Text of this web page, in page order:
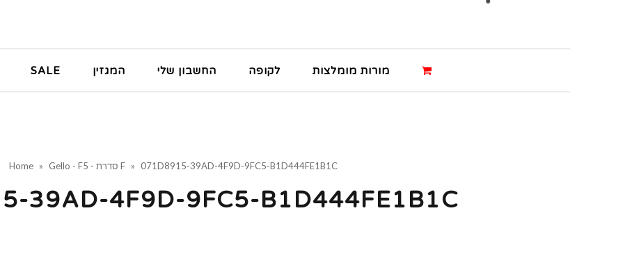
SALE המגזין החשבון שלי לקופה מורות מומלצות
Home » Gello - F5 - סדרת F » 071D8915-39AD-4F9D-9FC5-B1D444FE1B1C
39AD-4F9D-9FC5-B1D444FE1B1C